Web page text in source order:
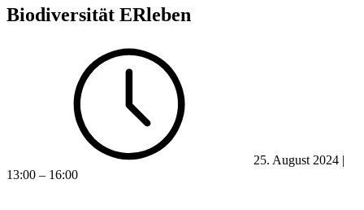
Biodiversität ERleben
25. August 2024 |
13:00 – 16:00